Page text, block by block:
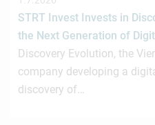
STRT Invest Invests in
the Next Generation of
Discovery Evolution, the
company developing a
discovery of…